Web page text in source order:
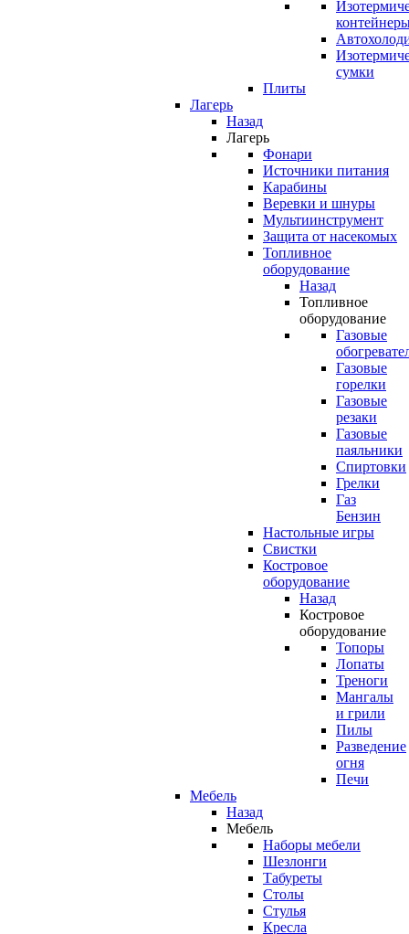
сумки
Плиты
Лагерь
Назад
Лагерь
Фонари
Источники питания
Карабины
Веревки и шнуры
Мультиинструмент
Защита от насекомых
Топливное
оборудование
Назад
Топливное
оборудование
Газовые
Газовые
горелки
Газовые
резаки
Газовые
паяльники
Спиртовки
Грелки
Газ
Бензин
Настольные игры
Свистки
Костровое
оборудование
Назад
Костровое
оборудование
Топоры
Лопаты
Треноги
Мангалы
и грили
Пилы
Разведение
огня
Печи
Мебель
Назад
Мебель
Наборы мебели
Шезлонги
Табуреты
Столы
Стулья
Кресла